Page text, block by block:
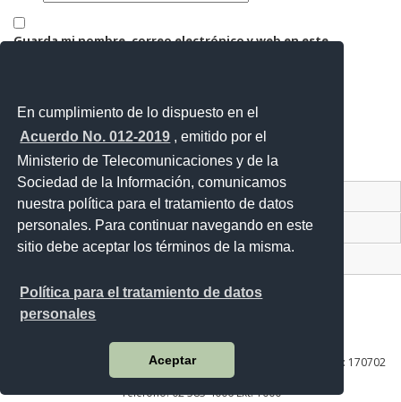
En cumplimiento de lo dispuesto en el
Acuerdo No. 012-2019 , emitido por el
Ministerio de Telecomunicaciones y de la
Sociedad de la Información, comunicamos
nuestra política para el tratamiento de datos
personales. Para continuar navegando en este
sitio debe aceptar los términos de la misma.
Política para el tratamiento de datos
personales
Aceptar
Guarda mi nombre, correo electrónico y web en este
Contacto Ciudadano Digital
Portal Trámites Ciudadanos
Sistema Nacional de Información (SNI)
Av. Lira Ňan entre Amaru Ňan y Quitumbe Ñan
Plataforma Gubernamental de Desarrollo Social | Código Postal: 170702
| Quito - Ecuador
Teléfono: 02 383 4006 Ext. 1000